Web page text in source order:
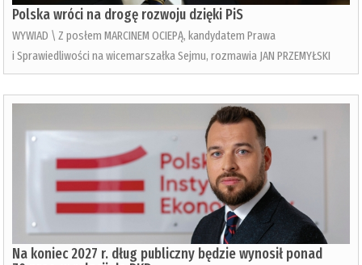
Polska wróci na drogę rozwoju dzięki PiS
WYWIAD \ Z posłem MARCINEM OCIEPĄ, kandydatem Prawa
i Sprawiedliwości na wicemarszałka Sejmu, rozmawia JAN PRZEMYŁSKI
Na koniec 2027 r. dług publiczny będzie wynosił ponad